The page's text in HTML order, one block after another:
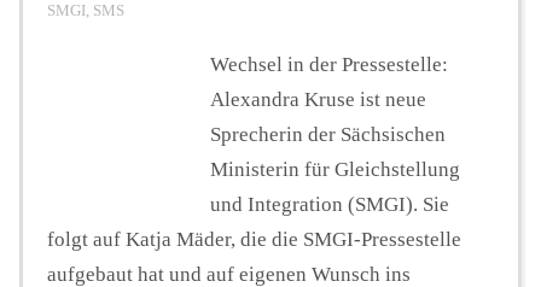
SMGI, SMS
Wechsel in der Pressestelle:
Alexandra Kruse ist neue
Sprecherin der Sächsischen
Ministerin für Gleichstellung
und Integration (SMGI). Sie
folgt auf Katja Mäder, die die SMGI-Pressestelle
aufgebaut hat und auf eigenen Wunsch ins